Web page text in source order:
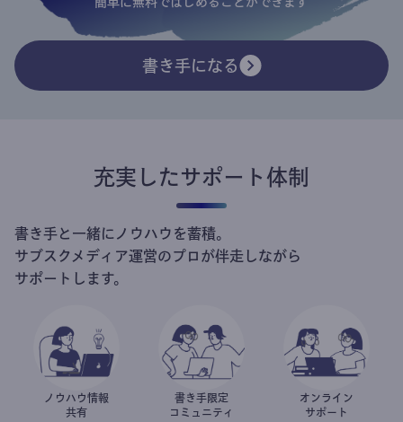
書き手になる
充実したサポート体制
書き手と一緒にノウハウを蓄積。
サブスクメディア運営のプロが伴走しながら
サポートします。
ノウハウ情報
共有
書き手限定
コミュニティ
オンライン
サポート